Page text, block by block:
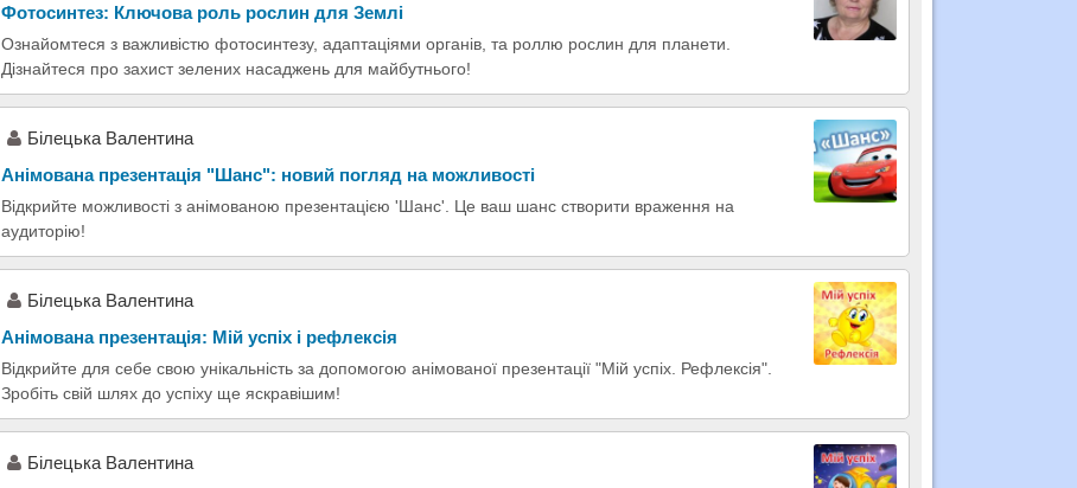
Фотосинтез: Ключова роль рослин для Землі
Ознайомтеся з важливістю фотосинтезу, адаптаціями органів, та роллю рослин для планети.
Дізнайтеся про захист зелених насаджень для майбутнього!
Білецька Валентина
Анімована презентація "Шанс": новий погляд на можливості
Відкрийте можливості з анімованою презентацією 'Шанс'. Це ваш шанс створити враження на
аудиторію!
Білецька Валентина
Анімована презентація: Мій успіх і рефлексія
Відкрийте для себе свою унікальність за допомогою анімованої презентації "Мій успіх. Рефлексія".
Зробіть свій шлях до успіху ще яскравішим!
Білецька Валентина